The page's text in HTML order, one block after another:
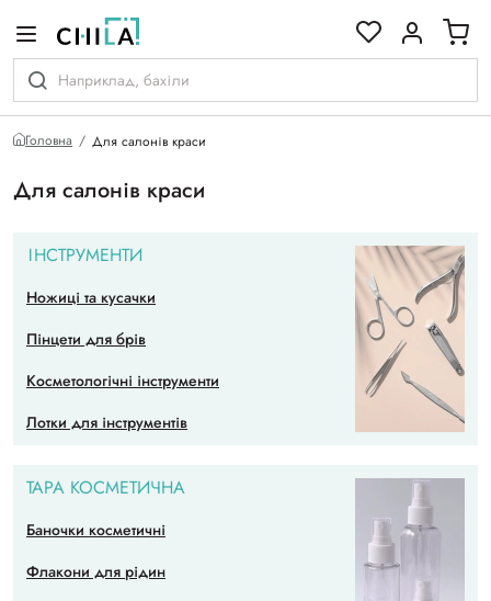
Головна Для салонів краси
Для салонів краси
ІНСТРУМЕНТИ
Ножиці та кусачки
Пінцети для брів
Косметологічні інструменти
Лотки для інструментів
ТАРА КОСМЕТИЧНА
Баночки косметичні
Флакони для рідин
гамі